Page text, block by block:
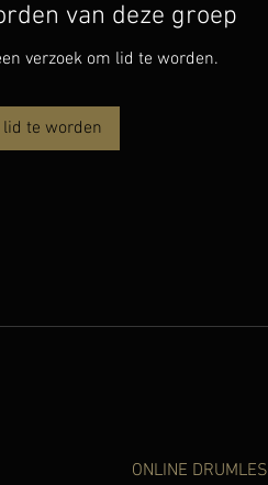
van deze groep
verzoek om lid te worden.
lid te worden
ONLINE DRUMLES